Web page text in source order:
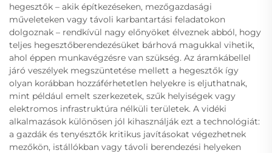
hegesztők – akik építkezéseken, mezőgazdasági
műveleteken vagy távoli karbantartási feladatokon
dolgoznak – rendkívül nagy előnyöket élveznek abból, hogy
teljes hegesztőberendezésüket bárhová magukkal vihetik,
ahol éppen munkavégzésre van szükség. Az áramkábellel
járó veszélyek megszüntetése mellett a hegesztők így
olyan korábban hozzáférhetetlen helyekre is eljuthatnak,
mint például emelt szerkezetek, szűk helyiségek vagy
elektromos infrastruktúra nélküli területek. A vidéki
alkalmazások különösen jól kihasználják ezt a technológiát:
a gazdák és tenyésztők kritikus javításokat végezhetnek
mezőkön, istállókban vagy távoli berendezési helyeken